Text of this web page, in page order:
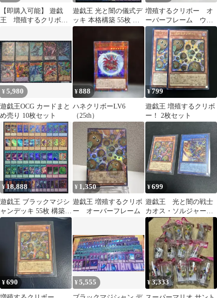
【即購入可能】 遊戯
王 増殖するクリボ
遊戯王 光と闇の儀式デ
ッキ 本格構築 55枚 構
築済みデッキ EXデッ
増殖するクリボー オ
ーバーフレーム ウル
トラ
¥5,980
遊戯王OCG カードまと
め売り 10枚セット
¥888
ハネクリボーLV6
（25th）
¥799
遊戯王 増殖するクリボ
ー！ 2枚セット
¥18,888
遊戯王 ブラックマジシ
ャンデッキ 55枚 構築済
みデッキ EXデッキ付
¥ 1,350
遊戯王 増殖するクリボ
ー オーバーフレーム
¥699
遊戯王 光と闇の戦士
カオス・ソルジャー
増殖するクリボー！
¥690 ¥5,555 ¥3,333